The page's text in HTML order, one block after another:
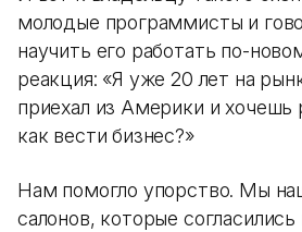
молодые программисты и
научить его работать по-
реакция: «Я уже 20 лет на
приехал из Америки и хочешь
как вести бизнес?»
Нам помогло упорство. Мы
салонов, которые